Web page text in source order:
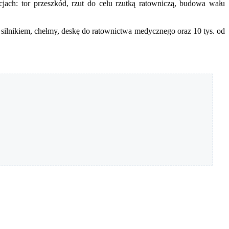
tor przeszkód, rzut do celu rzutką ratowniczą, budowa wału
chełmy, deskę do ratownictwa medycznego oraz 10 tys. od